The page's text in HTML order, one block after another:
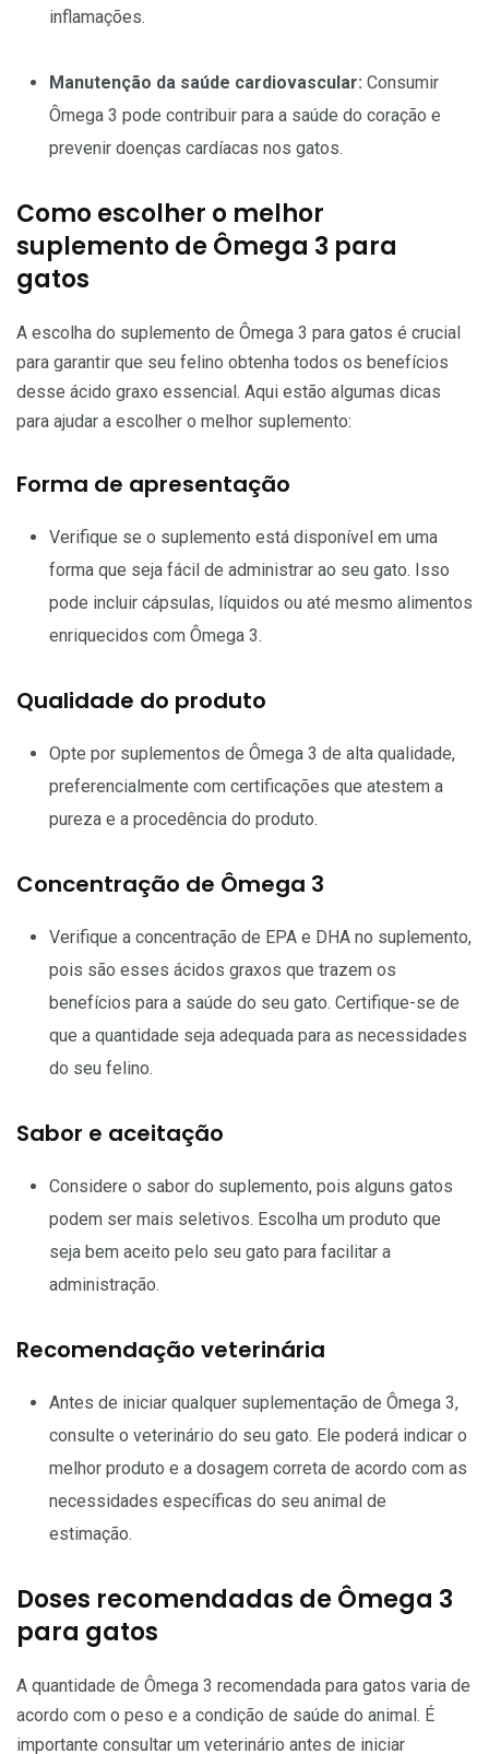
inflamações.
Manutenção da saúde cardiovascular: Consumir
Ômega 3 pode contribuir para a saúde do coração e
prevenir doenças cardíacas nos gatos.
Como escolher o melhor
suplemento de Ômega 3 para
gatos
A escolha do suplemento de Ômega 3 para gatos é crucial
para garantir que seu felino obtenha todos os benefícios
desse ácido graxo essencial. Aqui estão algumas dicas
para ajudar a escolher o melhor suplemento:
Forma de apresentação
Verifique se o suplemento está disponível em uma
forma que seja fácil de administrar ao seu gato. Isso
pode incluir cápsulas, líquidos ou até mesmo alimentos
enriquecidos com Ômega 3.
Qualidade do produto
Opte por suplementos de Ômega 3 de alta qualidade,
preferencialmente com certificações que atestem a
pureza e a procedência do produto.
Concentração de Ômega 3
Verifique a concentração de EPA e DHA no suplemento,
pois são esses ácidos graxos que trazem os
benefícios para a saúde do seu gato. Certifique-se de
que a quantidade seja adequada para as necessidades
do seu felino.
Sabor e aceitação
Considere o sabor do suplemento, pois alguns gatos
podem ser mais seletivos. Escolha um produto que
seja bem aceito pelo seu gato para facilitar a
administração.
Recomendação veterinária
Antes de iniciar qualquer suplementação de Ômega 3,
consulte o veterinário do seu gato. Ele poderá indicar o
melhor produto e a dosagem correta de acordo com as
necessidades específicas do seu animal de
estimação.
Doses recomendadas de Ômega 3
para gatos
A quantidade de Ômega 3 recomendada para gatos varia de
acordo com o peso e a condição de saúde do animal. É
importante consultar um veterinário antes de iniciar